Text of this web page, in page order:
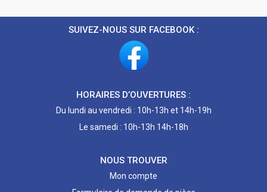
SUIVEZ-NOUS SUR FACEBOOK :
HORAIRES D’OUVERTURES :
Du lundi au vendredi : 10h-13h et 14h-19h
Le samedi : 10h-13h 14h-18h
NOUS TROUVER
Mon compte